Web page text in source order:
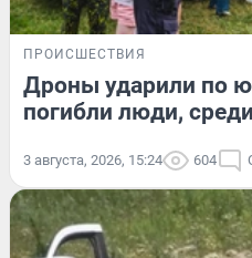
ПРОИСШЕСТВИЯ
Дроны ударили по
погибли люди,
3 августа, 2026, 15:24 604